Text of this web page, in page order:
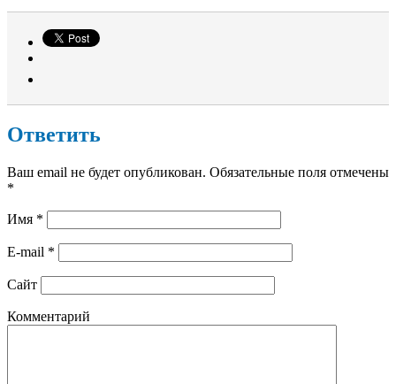
Ответить
Ваш email не будет опубликован. Обязательные поля отмечены
*
Имя *
E-mail *
Сайт
Комментарий